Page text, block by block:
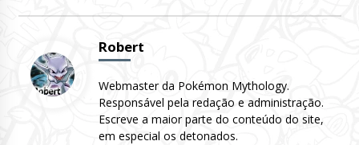
Robert
Webmaster da Pokémon Mythology.
Responsável pela redação e administração.
Escreve a maior parte do conteúdo do site,
em especial os detonados.